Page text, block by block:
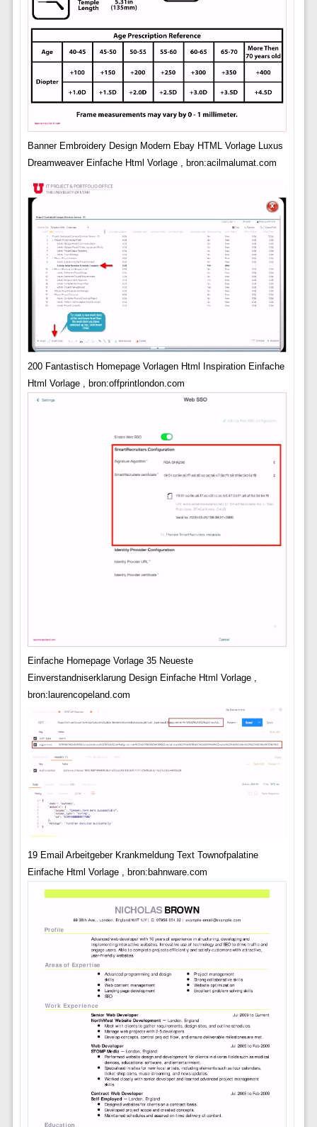
Banner Embroidery Design Modern Ebay HTML Vorlage Luxus
Dreamweaver Einfache Html Vorlage , bron:acilmalumat.com
200 Fantastisch Homepage Vorlagen Html Inspiration Einfache
Html Vorlage , bron:offprintlondon.com
Einfache Homepage Vorlage 35 Neueste
Einverstandniserklarung Design Einfache Html Vorlage ,
bron:laurencopeland.com
19 Email Arbeitgeber Krankmeldung Text Townofpalatine
Einfache Html Vorlage , bron:bahnware.com